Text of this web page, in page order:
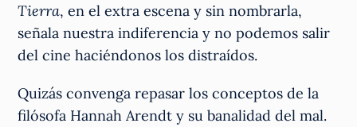
Tierra, en el extra escena y sin nombrarla,
señala nuestra indiferencia y no podemos salir
del cine haciéndonos los distraídos.
Quizás convenga repasar los conceptos de la
filósofa Hannah Arendt y su banalidad del mal.